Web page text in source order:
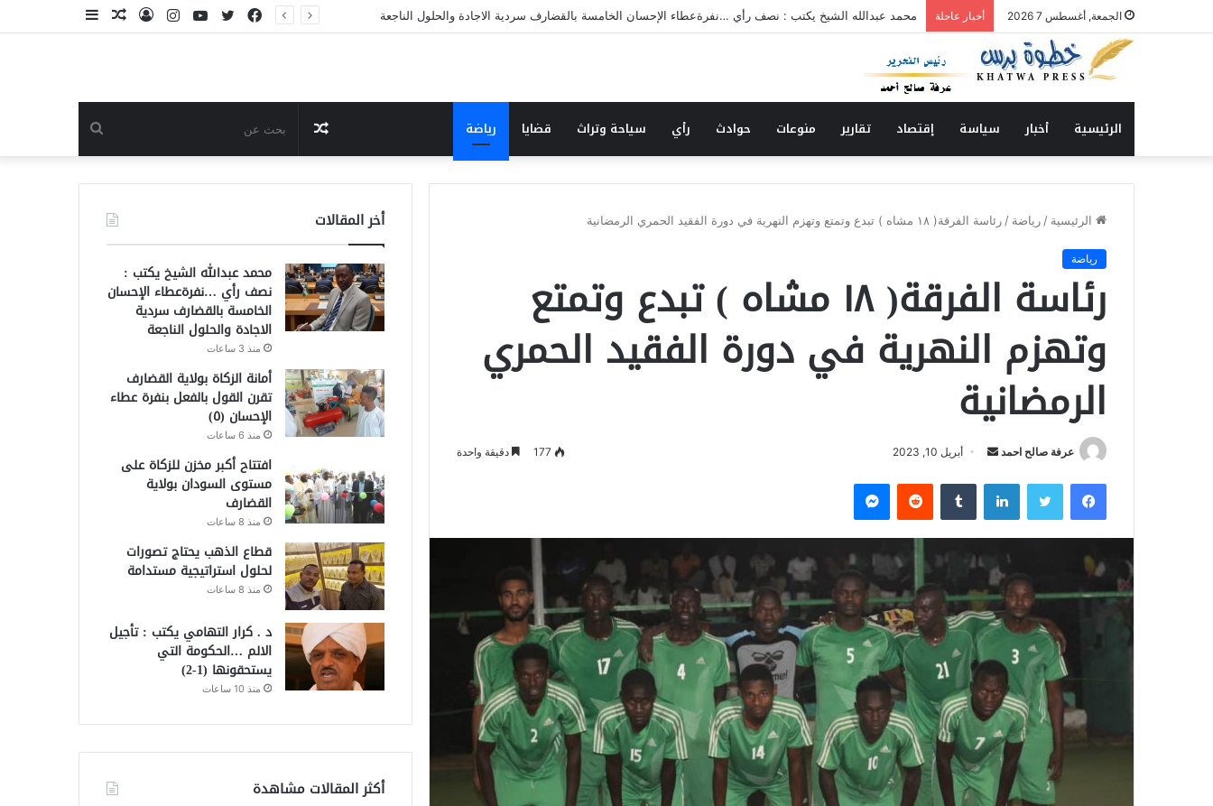
الجمعة, أغسطس 7 2026 أخبار عاجلة أمانة الزكاة بولاية القضارف تقرن القول بالفعل بنفرة عطاء الإحسان (٥)
مقال تسجيل
انستقرام يوتيوب تويتر
فيسبوك
الرئيسية أخبار سياسة إقتصاد تقارير منوعات حوادث رأي سياحة وتراث قضايا رياضة
عن
مقال
عشوائي
الرئيسية / رياضة / رئاسة الفرقة( ١٨ مشاه ) تبدع وتمتع وتهزم النهرية في دورة الفقيد الحمري الرمضانية
رياضة
رئاسة الفرقة( ١٨ مشاه ) تبدع وتمتع
وتهزم النهرية في دورة الفقيد الحمري
الرمضانية
عرفة صالح احمد
ل
ب
ر
د
ا
ك
ت
ر
و
ي
أبريل 10, 2023 177 دقيقة واحدة
فيسبوك لينكدإن
أخر المقالات
محمد عبدالله الشيخ يكتب :
نصف رأي …نفرةعطاء الإحسان
الخامسة بالقضارف سردية
الاجادة والحلول الناجعة
منذ 3 ساعات
أمانة الزكاة بولاية القضارف
تقرن القول بالفعل بنفرة عطاء
الإحسان (٥)
منذ 6 ساعات
افتتاح أكبر مخزن للزكاة على
مستوى السودان بولاية
القضارف
منذ 8 ساعات
قطاع الذهب يحتاج تصورات
لحلول استراتيجية مستدامة
منذ 8 ساعات
د . كرار التهامي يكتب : تأجيل
الالم …الحكومة التي
يستحقونها (1-2)
منذ 10 ساعات
أكثر المقالات مشاهدة